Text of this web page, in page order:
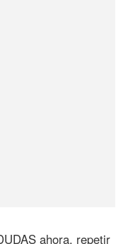
ahora, repetir